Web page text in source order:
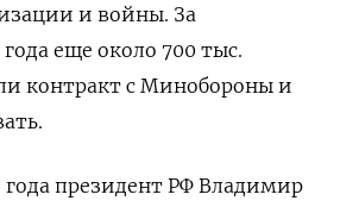
и войны. За
еще около 700 тыс.
контракт с Минобороны и
президент РФ Владимир